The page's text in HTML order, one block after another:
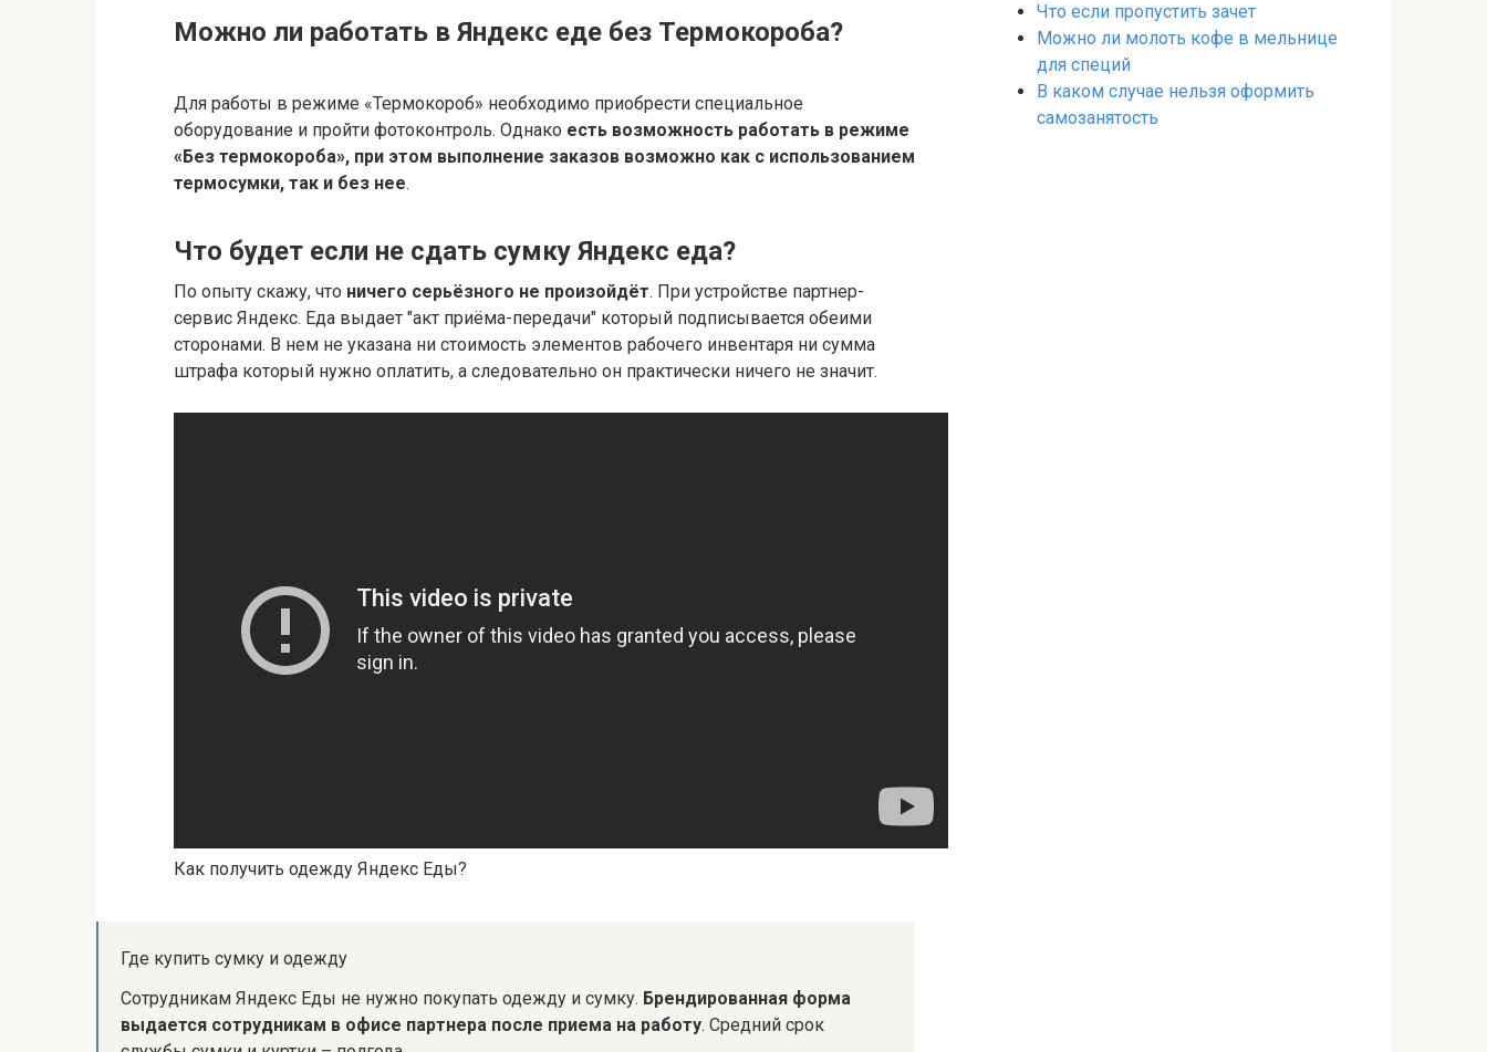
Можно ли работать в Яндекс еде без Термокороба?
Для работы в режиме «Термокороб» необходимо приобрести специальное
оборудование и пройти фотоконтроль. Однако есть возможность работать в режиме
«Без термокороба», при этом выполнение заказов возможно как с использованием
термосумки, так и без нее.
Что будет если не сдать сумку Яндекс еда?
По опыту скажу, что ничего серьёзного не произойдёт. При устройстве партнер-
сервис Яндекс. Еда выдает "акт приёма-передачи" который подписывается обеими
сторонами. В нем не указана ни стоимость элементов рабочего инвентаря ни сумма
штрафа который нужно оплатить, а следовательно он практически ничего не значит.
Как получить одежду Яндекс Еды?
Где купить сумку и одежду
Сотрудникам Яндекс Еды не нужно покупать одежду и сумку. Брендированная форма
выдается сотрудникам в офисе партнера после приема на работу. Средний срок
Что если пропустить зачет
Можно ли молоть кофе в мельнице
для специй
В каком случае нельзя оформить
самозанятость